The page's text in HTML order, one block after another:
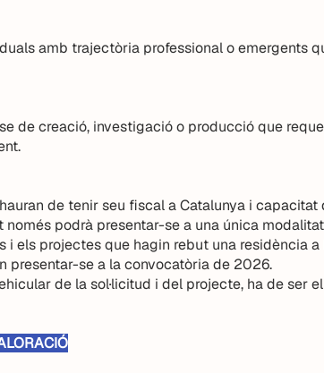
amb trajectòria professional o emergents
de creació, investigació o producció que
de tenir seu fiscal a Catalunya i
només podrà presentar-se a una única
i els projectes que hagin rebut una residència
presentar-se a la convocatòria de 2026.
de la sol·licitud i del projecte, ha de ser